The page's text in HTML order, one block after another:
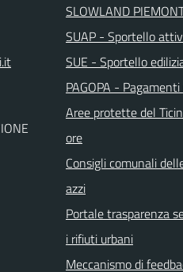
SLOWLAND
SUAP - Sportello
SUE - Sportello
PAGOPA -
Aree protette del
ore
Consigli comunali
azzi
Portale trasparenza
i rifiuti urbani
Meccanismo di